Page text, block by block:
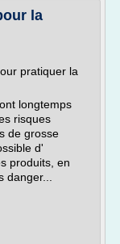
la
pratiquer la
longtemps
risques
de grosse
d'
produits, en